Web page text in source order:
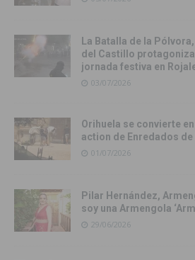
La Batalla de la
del Castillo
jornada festiva en
03/07/2026
Orihuela se convierte
action de Enredados de
01/07/2026
Pilar Hernández,
soy una Armengola
29/06/2026